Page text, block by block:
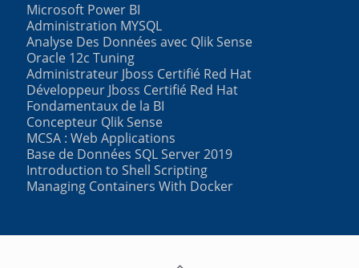
Microsoft Power BI
Administration MYSQL
Analyse Des Données avec Qlik Sense
Oracle 12c Tuning
Administrateur Jboss Certifié Red Hat
Développeur Jboss Certifié Red Hat
Fondamentaux de la BI
Concepteur Qlik Sense
MCSA : Web Applications
Base de Données SQL Server 2019
Introduction to Shell Scripting
Managing Containers With Docker